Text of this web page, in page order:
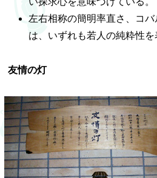
左右相称の簡明率直さ、コ
は、いずれも若人の純粋性を
友情の灯